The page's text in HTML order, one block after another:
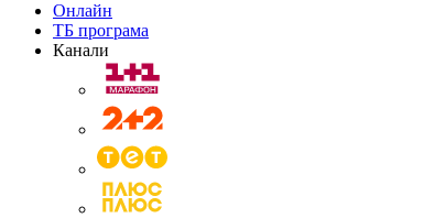
Онлайн
ТБ програма
Канали